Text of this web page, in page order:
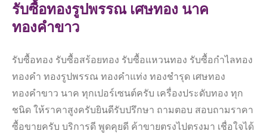
รับซื้อทองรูปพรรณ เศษทอง นาค
ทองคำขาว
รับซื้อทอง รับซื้อสร้อยทอง รับซื้อแหวนทอง รับซื้อกำไลทอง
ทองคำ ทองรูปพรรณ ทองคำแท่ง ทองชำรุด เศษทอง
ทองคำขาว นาค ทุกเปอร์เซนต์ครับ เครื่องประดับทอง ทุก
ชนิด ให้ราคาสูงครับยินดีรับปรึกษา ถามตอบ สอบถามราคา
ซื้อขายครับ บริการดี พูดคุยดี ค้าขายตรงไปตรงมา เชื่อใจได้